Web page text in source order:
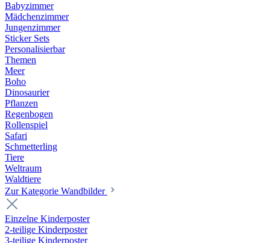
Babyzimmer
Mädchenzimmer
Jungenzimmer
Sticker Sets
Personalisierbar
Themen
Meer
Boho
Dinosaurier
Pflanzen
Regenbogen
Rollenspiel
Safari
Schmetterling
Tiere
Weltraum
Waldtiere
Zur Kategorie Wandbilder
Einzelne Kinderposter
2-teilige Kinderposter
3-teilige Kinderposter